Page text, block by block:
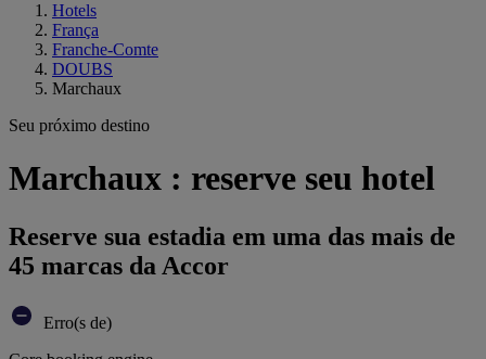
Hotels
França
Franche-Comte
DOUBS
Marchaux
Seu próximo destino
Marchaux : reserve seu hotel
Reserve sua estadia em uma das mais de
45 marcas da Accor
Erro(s de)